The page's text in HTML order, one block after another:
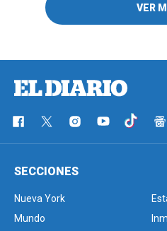
VER
SECCIONES
Nueva York
Mundo